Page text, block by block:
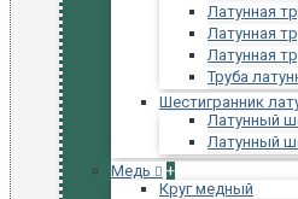
Латунная
Латунная
Латунная
Труба
Шестигранник
Латунный
Латунный
Медь
+
Круг медный